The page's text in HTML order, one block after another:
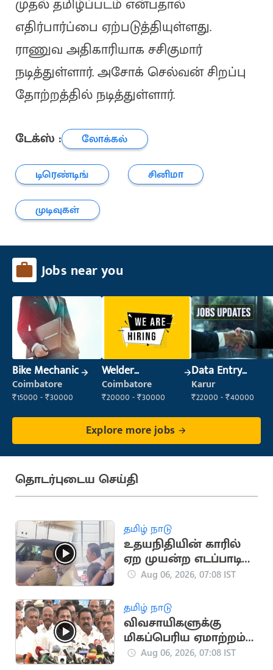
முதல் தமிழ்ப்படம் என்பதால்
எதிர்பார்ப்பை ஏற்படுத்தியுள்ளது.
ராணுவ அதிகாரியாக சசிகுமார்
நடித்துள்ளார். அசோக் செல்வன் சிறப்பு
தோற்றத்தில் நடித்துள்ளார்.
டேக்ஸ் :
லோக்கல்
டிரெண்டிங்
சினிமா
முடிவுகள்
Jobs near you
Bike Mechanic
Coimbatore
₹15000 - ₹30000
Welder
(Fabrication)
Coimbatore
₹20000 - ₹30000
Data Entry
Operator
Karur
₹22000 - ₹40000
Explore more jobs
தொடர்புடைய செய்தி
தமிழ் நாடு
உதயநிதியின் காரில்
ஏற முயன்ற எடப்பாடி
பழனிசாமி.. மீண்டும்
Aug 06, 2026, 07:08 IST
தமிழ் நாடு
விவசாயிகளுக்கு
மிகப்பெரிய ஏமாற்றம் -
எடப்பாடி பழனிசாமி
Aug 06, 2026, 07:08 IST